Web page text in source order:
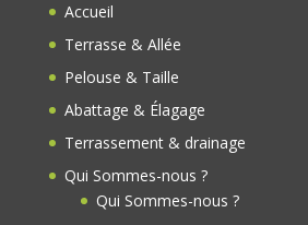
Accueil
Terrasse & Allée
Pelouse & Taille
Abattage & Élagage
Terrassement & drainage
Qui Sommes-nous ?
Qui Sommes-nous ?